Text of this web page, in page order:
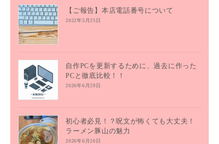
【ご報告】本店電話番号について
2022年5月25日
自作PCを更新するために、過去に作った
PCと徹底比較！！
2026年6月29日
初心者必見！？呪文が怖くても大丈夫！
ラーメン豚山の魅力
2026年6月26日